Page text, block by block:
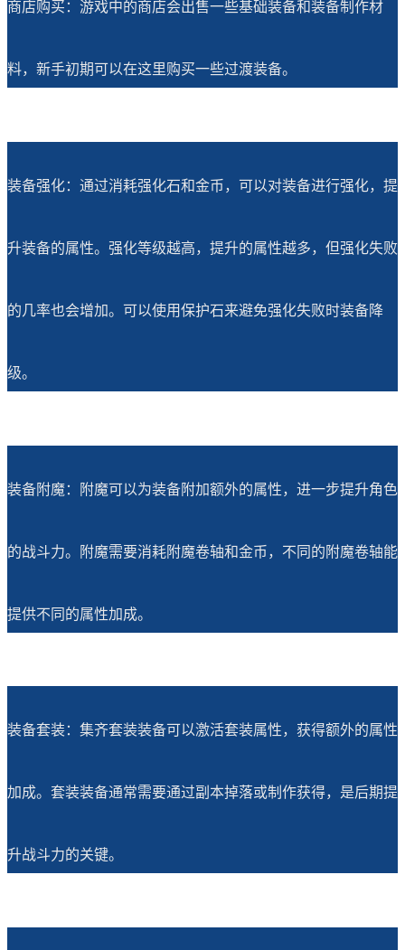
商店购买：游戏中的商店会出售一些基础装备和装备制作材
料，新手初期可以在这里购买一些过渡装备。
装备强化：通过消耗强化石和金币，可以对装备进行强化，提
升装备的属性。强化等级越高，提升的属性越多，但强化失败
的几率也会增加。可以使用保护石来避免强化失败时装备降
级。
装备附魔：附魔可以为装备附加额外的属性，进一步提升角色
的战斗力。附魔需要消耗附魔卷轴和金币，不同的附魔卷轴能
提供不同的属性加成。
装备套装：集齐套装装备可以激活套装属性，获得额外的属性
加成。套装装备通常需要通过副本掉落或制作获得，是后期提
升战斗力的关键。